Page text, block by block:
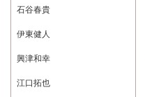
石谷春貴
伊東健人
興津和幸
江口拓也